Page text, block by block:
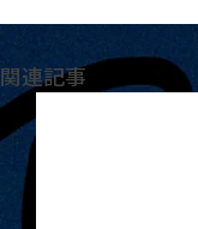
関連記事